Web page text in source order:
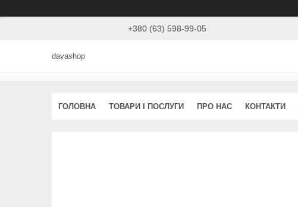
+380 (63) 598-99-05
davashop
ГОЛОВНА ТОВАРИ І ПОСЛУГИ ПРО НАС КОНТАКТИ